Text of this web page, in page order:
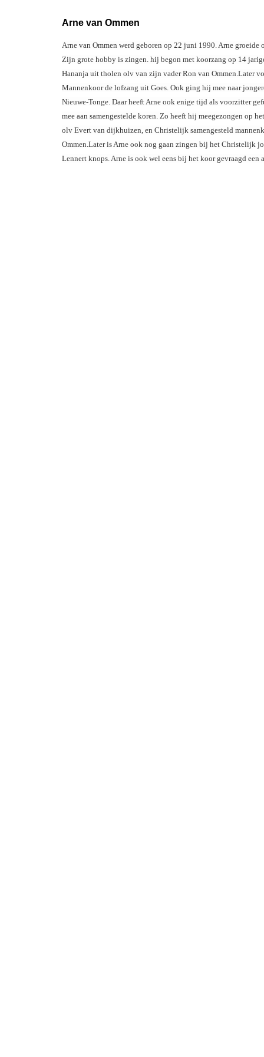
Arne van Ommen
Arne van Ommen werd geboren op 22 juni 1990. Arne
Zijn grote hobby is zingen. hij begon met koorzang op 14
Hananja uit tholen olv van zijn vader Ron van Ommen.Later
Mannenkoor de lofzang uit Goes. Ook ging hij mee naar
Nieuwe-Tonge. Daar heeft Arne ook enige tijd als voorzitter
mee aan samengestelde koren. Zo heeft hij meegezongen op
olv Evert van dijkhuizen, en Christelijk samengesteld
Ommen.Later is Arne ook nog gaan zingen bij het Christelijk
Lennert knops. Arne is ook wel eens bij het koor gevraagd een